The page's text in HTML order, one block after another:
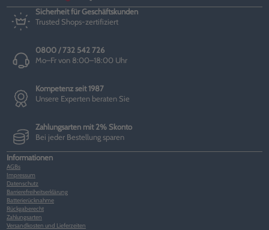
Sicherheit für Geschäftskunden
Trusted Shops-zertifiziert
0800 / 732 542 726
Mo–Fr von 8:00–18:00 Uhr
Kompetenz seit 1987
Unsere Experten beraten Sie
Zahlungsarten mit 2% Skonto
Bei jeder Bestellung sparen
Informationen
AGBs
Impressum
Datenschutz
Barrierefreiheitserklärung
Batterierücknahme
Rückgaberecht
Zahlungsarten
Versandkosten und Lieferzeiten